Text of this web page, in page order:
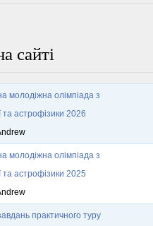
сайті
молодіжна олімпіада з
та астрофізики 2026
молодіжна олімпіада з
та астрофізики 2025
практичного туру